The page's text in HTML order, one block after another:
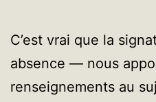
C’est vrai que la
absence — nous
renseignements au